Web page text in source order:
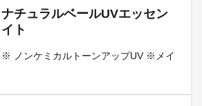
チュラルベールUVエッセン
ト
※ ノンケミカルトーンアップUV ※メイ